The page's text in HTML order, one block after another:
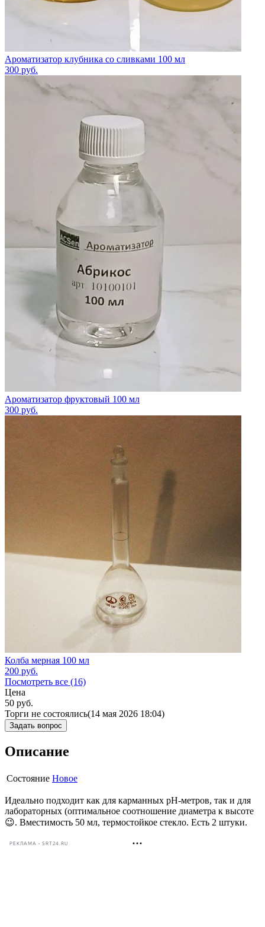
Ароматизатор клубника со сливками 100 мл
300 руб.
Ароматизатор фруктовый 100 мл
300 руб.
Колба мерная 100 мл
200 руб.
Посмотреть все (16)
Цена
50 руб.
Торги не состоялись(14 мая 2026 18:04)
Задать вопрос
Описание
Состояние Новое
Идеально подходит как для карманных рН-метров, так и для
лабораторных (оптимальное соотношение диаметра к высоте
😉. Вместимость 50 мл, термостойкое стекло. Есть 2 штуки.
РЕКЛАМА • SRT24.RU